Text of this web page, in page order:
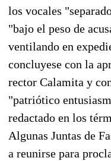
los vocales
"bajo el peso de
ventilando en
concluyese con la
rector Calamita y
"patriótico
redactado en los
Algunas Juntas de
a reunirse para